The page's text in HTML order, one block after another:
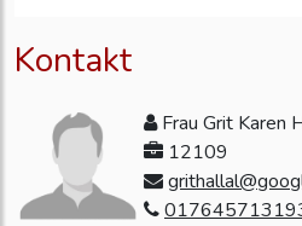
Kontakt
Frau Grit Karen
12109